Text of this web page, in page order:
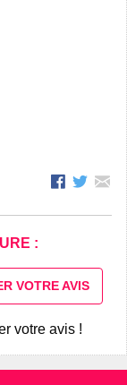
:
VOTRE AVIS
votre avis !